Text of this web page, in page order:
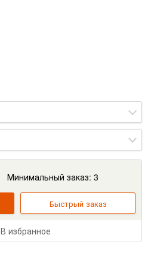
Минимальный заказ: 3
Быстрый заказ
В избранное